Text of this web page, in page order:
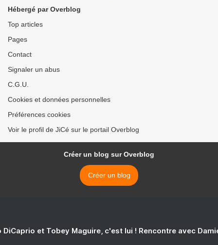
Hébergé par Overblog
Top articles
Pages
Contact
Signaler un abus
C.G.U.
Cookies et données personnelles
Préférences cookies
Voir le profil de JiCé sur le portail Overblog
Créer un blog sur Overblog
Créer un blog
DiCaprio et Tobey Maguire, c'est lui ! Rencontre avec